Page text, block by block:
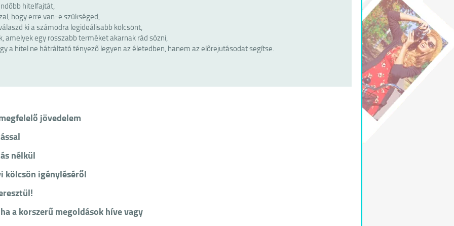
hitelfajtát,
hogy erre van-e szükséged,
ki a számodra legideálisabb kölcsönt,
amelyek egy rosszabb terméket akarnak rád sózni,
a hitel ne hátráltató tényező legyen az életedben, hanem az előrejutásodat segítse.
jövedelem
nélkül
kölcsön igényléséről
a korszerű megoldások híve vagy